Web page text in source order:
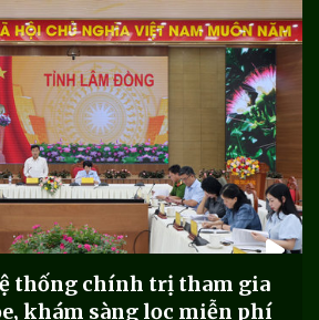
thống chính trị tham gia
khám sàng lọc miễn phí